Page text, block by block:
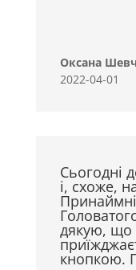
Оксана
2022-04-01
Сьогодні
і, схоже,
дякую, що
кнопкою.